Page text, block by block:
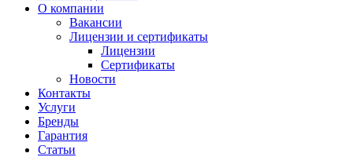
О компании
Вакансии
Лицензии и сертификаты
Лицензии
Сертификаты
Новости
Контакты
Услуги
Бренды
Гарантия
Статьи